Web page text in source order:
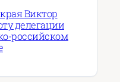
Виктор
делегации
российском